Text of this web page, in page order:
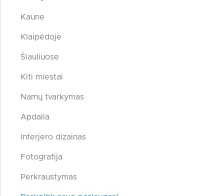
Kaune
Klaipėdoje
Šiauliuose
Kiti miestai
Namų tvarkymas
Apdaila
Interjero dizainas
Fotografija
Perkraustymas